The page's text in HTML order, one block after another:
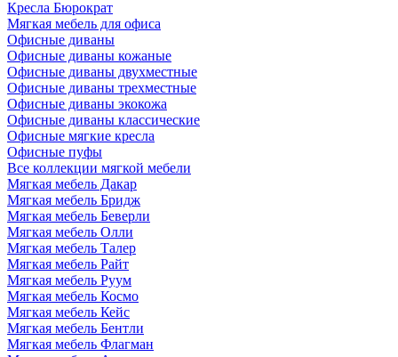
Кресла Бюрократ
Мягкая мебель для офиса
Офисные диваны
Офисные диваны кожаные
Офисные диваны двухместные
Офисные диваны трехместные
Офисные диваны экокожа
Офисные диваны классические
Офисные мягкие кресла
Офисные пуфы
Все коллекции мягкой мебели
Мягкая мебель Дакар
Мягкая мебель Бридж
Мягкая мебель Беверли
Мягкая мебель Олли
Мягкая мебель Талер
Мягкая мебель Райт
Мягкая мебель Руум
Мягкая мебель Космо
Мягкая мебель Кейс
Мягкая мебель Бентли
Мягкая мебель Флагман